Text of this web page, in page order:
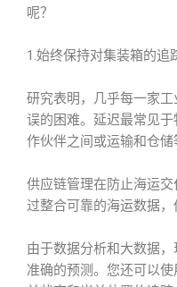
呢？
1.始终保持对集装箱的追
研究表明，几乎每一家
误的困难。延迟最常见
作伙伴之间或运输和仓储
供应链管理在防止海运
过整合可靠的海运数据，
由于数据分析和大数据
准确的预测。您还可以